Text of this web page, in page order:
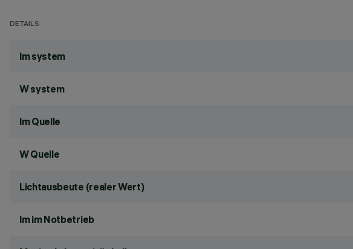
DETAILS
lm system
W system
lm Quelle
W Quelle
Lichtausbeute (realer Wert)
lm im Notbetrieb